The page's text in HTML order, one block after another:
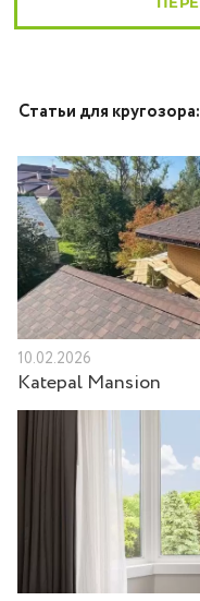
Статьи для кругозора:
10.02.2026
Katepal Mansion